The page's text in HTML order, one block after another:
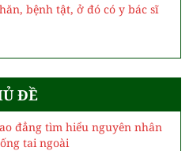
bệnh tật, ở đó có y bác sĩ
ĐỀ
đẳng tìm hiểu nguyên nhân
tai ngoài